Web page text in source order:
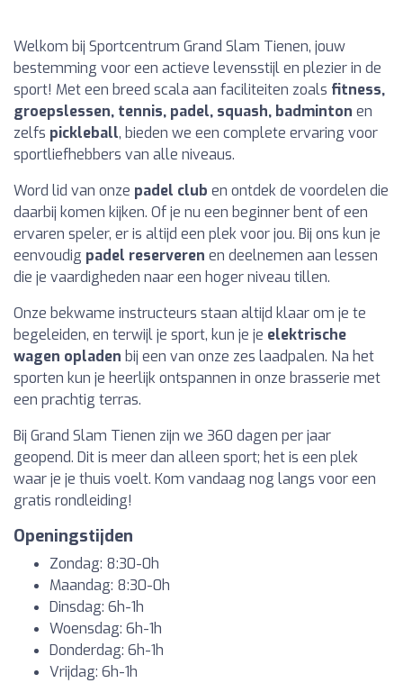
Welkom bij Sportcentrum Grand Slam Tienen, jouw
bestemming voor een actieve levensstijl en plezier in de
sport! Met een breed scala aan faciliteiten zoals fitness,
groepslessen, tennis, padel, squash, badminton en
zelfs pickleball, bieden we een complete ervaring voor
sportliefhebbers van alle niveaus.
Word lid van onze padel club en ontdek de voordelen die
daarbij komen kijken. Of je nu een beginner bent of een
ervaren speler, er is altijd een plek voor jou. Bij ons kun je
eenvoudig padel reserveren en deelnemen aan lessen
die je vaardigheden naar een hoger niveau tillen.
Onze bekwame instructeurs staan altijd klaar om je te
begeleiden, en terwijl je sport, kun je je elektrische
wagen opladen bij een van onze zes laadpalen. Na het
sporten kun je heerlijk ontspannen in onze brasserie met
een prachtig terras.
Bij Grand Slam Tienen zijn we 360 dagen per jaar
geopend. Dit is meer dan alleen sport; het is een plek
waar je je thuis voelt. Kom vandaag nog langs voor een
gratis rondleiding!
Openingstijden
Zondag: 8:30-0h
Maandag: 8:30-0h
Dinsdag: 6h-1h
Woensdag: 6h-1h
Donderdag: 6h-1h
Vrijdag: 6h-1h